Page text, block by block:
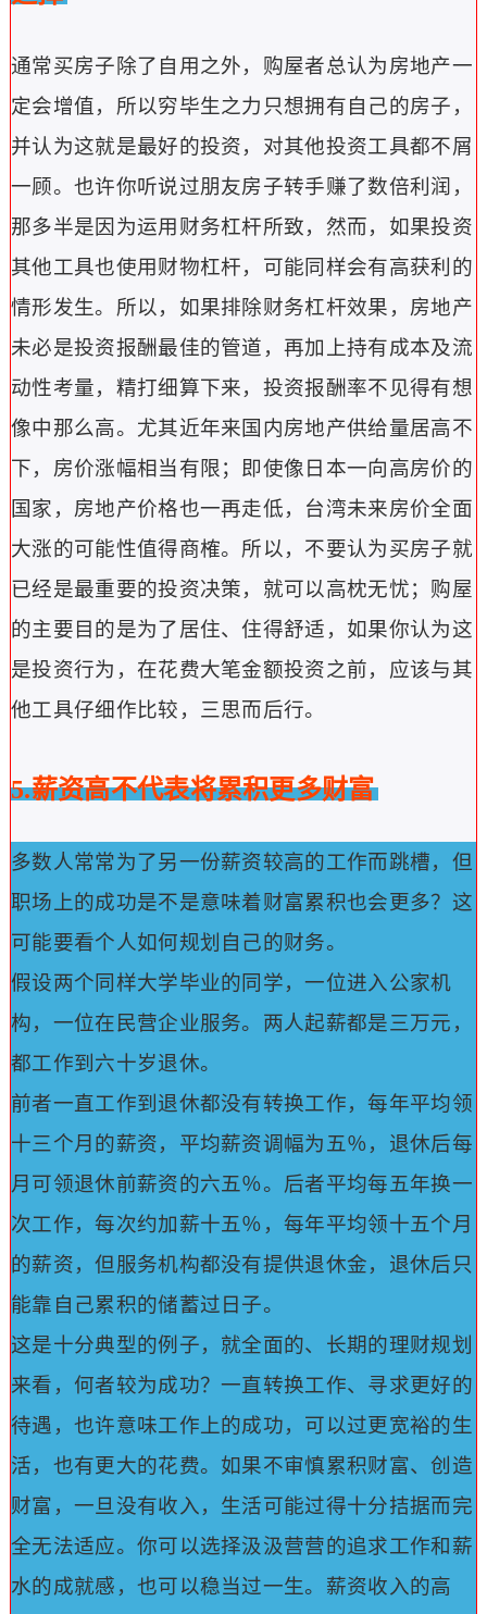
通常买房子除了自用之外，购屋者总认为房地产一
定会增值，所以穷毕生之力只想拥有自己的房子，
并认为这就是最好的投资，对其他投资工具都不屑
一顾。 也许你听说过朋友房子转手赚了数倍利润，
那多半是因为运用财务杠杆所致，然而，如果投资
其他工具也使用财物杠杆，可能同样会有高获利的
情形发生。 所以，如果排除财务杠杆效果，房地产
未必是投资报酬最佳的管道，再加上持有成本及流
动性考量，精打细算下来，投资报酬率不见得有想
像中那么高。 尤其近年来国内房地产供给量居高不
下，房价涨幅相当有限；即使像日本一向高房价的
国家，房地产价格也一再走低，台湾未来房价全面
大涨的可能性值得商榷。 所以，不要认为买房子就
已经是最重要的投资决策，就可以高枕无忧；购屋
的主要目的是为了居住、住得舒适，如果你认为这
是投资行为，在花费大笔金额投资之前，应该与其
他工具仔细作比较，三思而后行。
5.薪资高不代表将累积更多财富
多数人常常为了另一份薪资较高的工作而跳槽，但
职场上的成功是不是意味着财富累积也会更多？ 这
可能要看个人如何规划自己的财务。
假设两个同样大学毕业的同学，一位进入公家机
构，一位在民营企业服务。 两人起薪都是三万元，
都工作到六十岁退休。
前者一直工作到退休都没有转换工作，每年平均领
十三个月的薪资，平均薪资调幅为五％，退休后每
月可领退休前薪资的六五％。 后者平均每五年换一
次工作，每次约加薪十五％，每年平均领十五个月
的薪资，但服务机构都没有提供退休金，退休后只
能靠自己累积的储蓄过日子。
这是十分典型的例子，就全面的、长期的理财规划
来看，何者较为成功？一直转换工作、寻求更好的
待遇，也许意味工作上的成功，可以过更宽裕的生
活，也有更大的花费。 如果不审慎累积财富、创造
财富，一旦没有收入，生活可能过得十分拮据而完
全无法适应。 你可以选择汲汲营营的追求工作和薪
水的成就感，也可以稳当过一生。 薪资收入的高